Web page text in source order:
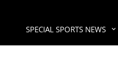
SPECIAL SPORTS NEWS